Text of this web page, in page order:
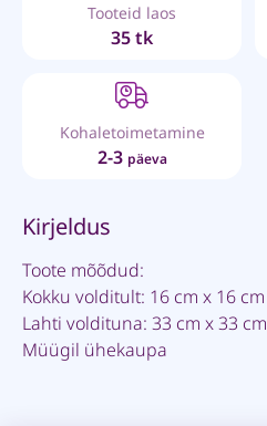
Tooteid laos
35 tk
Kohaletoimetamine
2-3 päeva
Kirjeldus
Toote mõõdud:
Kokku volditult: 16 cm x 16 cm
Lahti voldituna: 33 cm x 33 cm
Müügil ühekaupa